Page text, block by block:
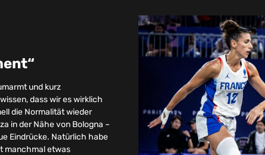
und kurz
dass wir es wirklich
die Normalität wieder
in der Nähe von Bologna –
Eindrücke. Natürlich habe
manchmal etwas